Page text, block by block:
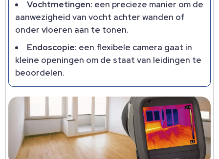
Vochtmetingen: een precieze manier om de
aanwezigheid van vocht achter wanden of
onder vloeren aan te tonen.
Endoscopie: een flexibele camera gaat in
kleine openingen om de staat van leidingen te
beoordelen.